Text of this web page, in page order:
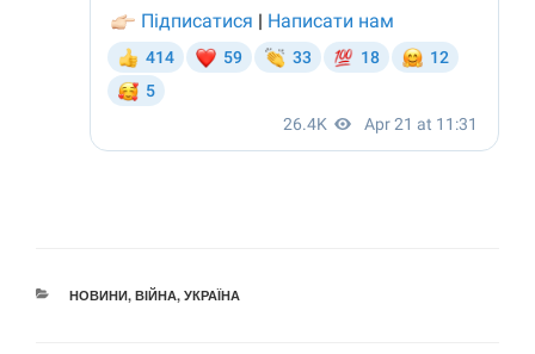
КАТЕГОРІЇ
НОВИНИ, ВІЙНА, УКРАЇНА